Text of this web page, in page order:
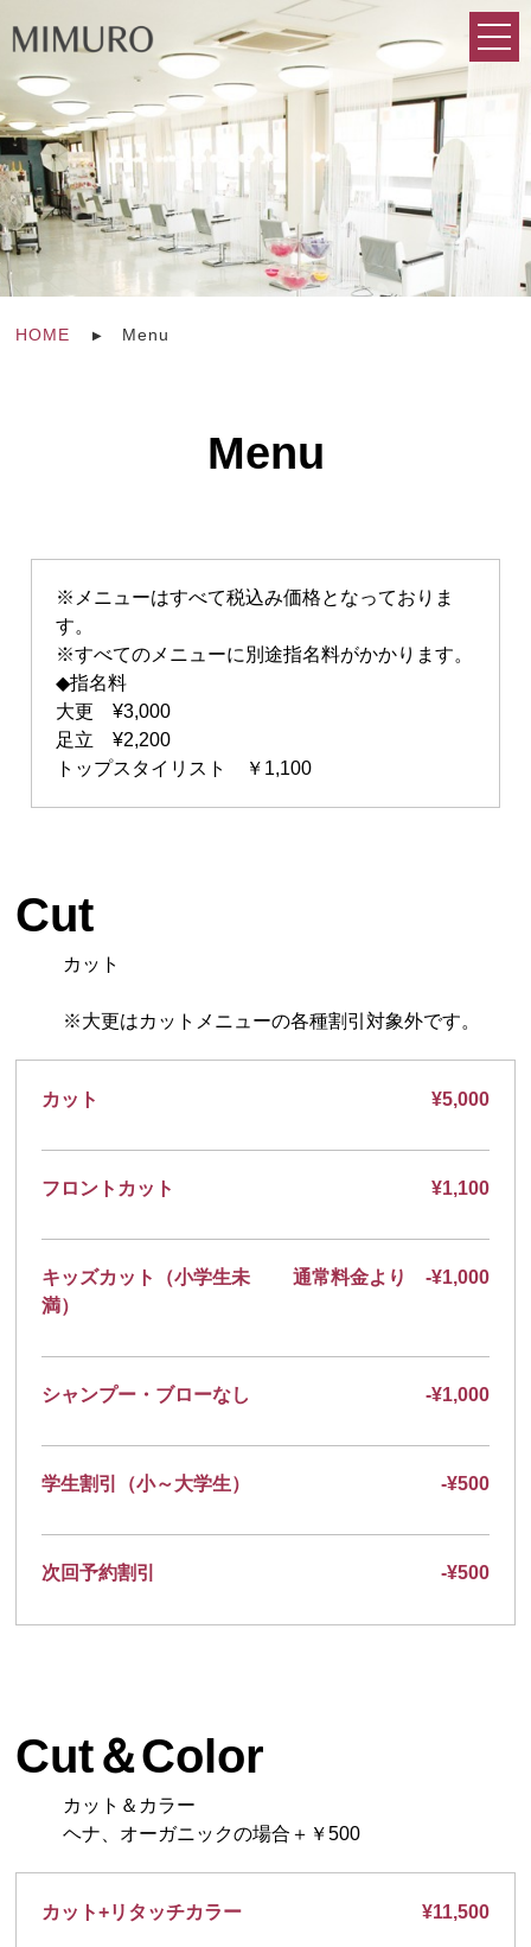
HOME Menu
Menu
※メニューはすべて税込み価格となっておりま
す。
※すべてのメニューに別途指名料がかかります。
◆指名料
大更 ¥3,000
足立 ¥2,200
トップスタイリスト ￥1,100
Cut
カット
※大更はカットメニューの各種割引対象外です。
カット ¥5,000
フロントカット ¥1,100
キッズカット（小学生未
満）
通常料金より -¥1,000
シャンプー・ブローなし -¥1,000
学生割引（小～大学生） -¥500
次回予約割引 -¥500
Cut＆Color
カット＆カラー
ヘナ、オーガニックの場合＋￥500
カット+リタッチカラー ¥11,500